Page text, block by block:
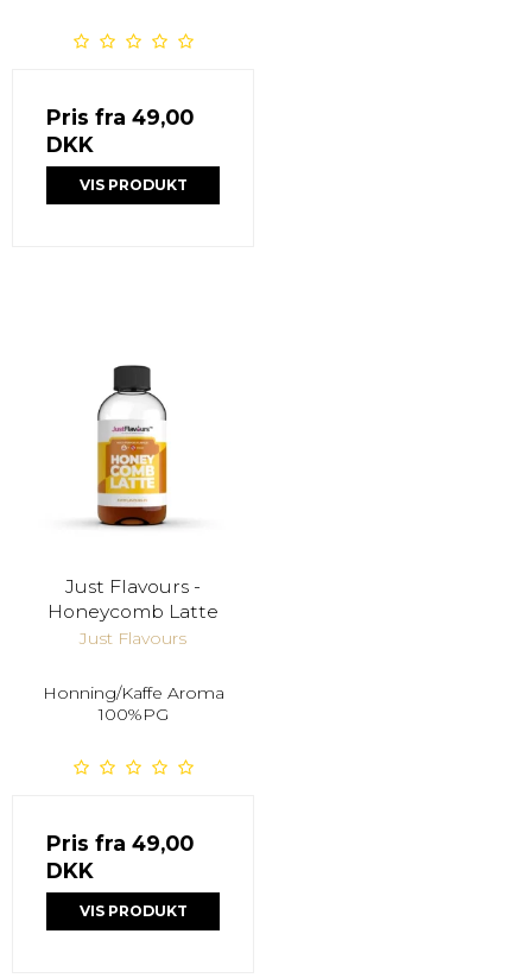
Pris fra 49,00
DKK
VIS PRODUKT
Just Flavours -
Honeycomb Latte
Just Flavours
Honning/Kaffe Aroma
100%PG
Pris fra 49,00
DKK
VIS PRODUKT